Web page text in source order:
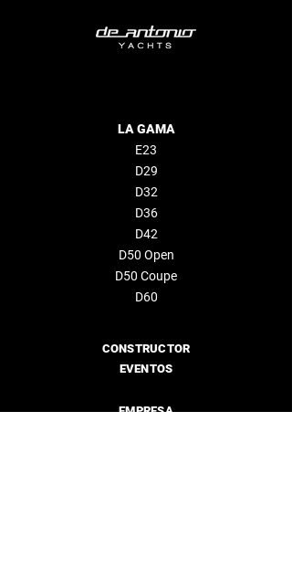
LA GAMA
E23
D29
D32
D36
D42
D50 Open
D50 Coupe
D60
CONSTRUCTOR
EVENTOS
EMPRESA